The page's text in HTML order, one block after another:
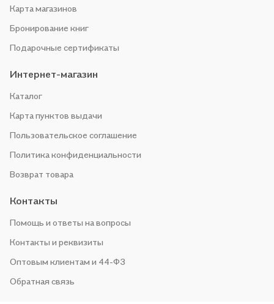
Карта магазинов
Бронирование книг
Подарочные сертификаты
Интернет-магазин
Каталог
Карта пунктов выдачи
Пользовательское соглашение
Политика конфиденциальности
Возврат товара
Контакты
Помощь и ответы на вопросы
Контакты и реквизиты
Оптовым клиентам и 44-ФЗ
Обратная связь